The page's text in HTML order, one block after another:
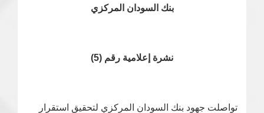
بنك السودان المركزي
نشرة إعلامية رقم (5)
تواصلت جهود بنك السودان المركزي لتحقيق استقرار